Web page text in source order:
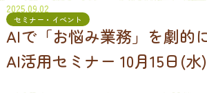
2025.09.02
セミナー・イベント
AIで「お悩み業務」を劇的
AI活用セミナー 10月15日(